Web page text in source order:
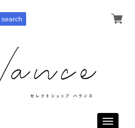
search
Toggle